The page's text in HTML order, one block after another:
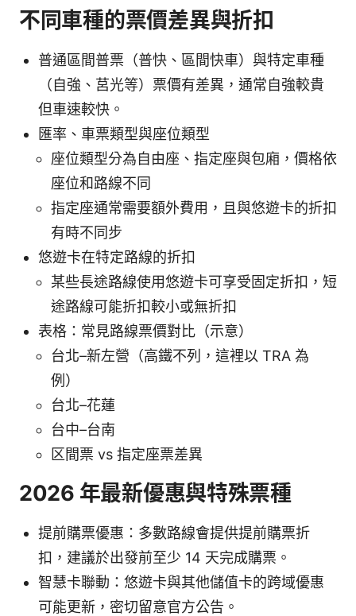
不同車種的票價差異與折扣
普通區間普票（普快、區間快車）與特定車種
（自強、莒光等）票價有差異，通常自強較貴
但車速較快。
匯率、車票類型與座位類型
座位類型分為自由座、指定座與包廂，價格依
座位和路線不同
指定座通常需要額外費用，且與悠遊卡的折扣
有時不同步
悠遊卡在特定路線的折扣
某些長途路線使用悠遊卡可享受固定折扣，短
途路線可能折扣較小或無折扣
表格：常見路線票價對比（示意）
台北–新左營（高鐵不列，這裡以 TRA 為
例）
台北–花蓮
台中–台南
区間票 vs 指定座票差異
2026 年最新優惠與特殊票種
提前購票優惠：多數路線會提供提前購票折
扣，建議於出發前至少 14 天完成購票。
智慧卡聯動：悠遊卡與其他儲值卡的跨域優惠
可能更新，密切留意官方公告。